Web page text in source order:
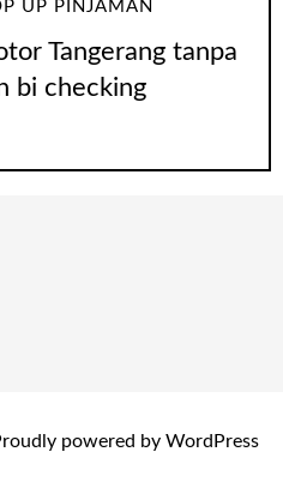
UP PINJAMAN
Tangerang tanpa
bi checking
powered by WordPress